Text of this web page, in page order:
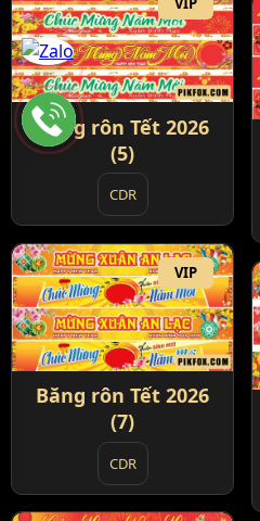
Băng rôn Tết 2026
(5)
CDR
VIP
Băng rôn Tết 2026
(7)
CDR